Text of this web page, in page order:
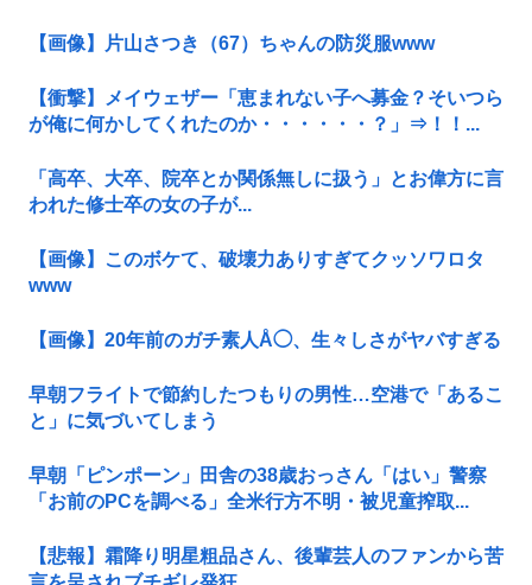
【画像】片山さつき（67）ちゃんの防災服www
【衝撃】メイウェザー「恵まれない子へ募金？そいつら
が俺に何かしてくれたのか・・・・・・？」⇒！！...
「高卒、大卒、院卒とか関係無しに扱う」とお偉方に言
われた修士卒の女の子が...
【画像】このボケて、破壊力ありすぎてクッソワロタ
www
【画像】20年前のガチ素人Å◯、生々しさがヤバすぎる
早朝フライトで節約したつもりの男性…空港で「あるこ
と」に気づいてしまう
早朝「ピンポーン」田舎の38歳おっさん「はい」警察
「お前のPCを調べる」全米行方不明・被児童搾取...
【悲報】霜降り明星粗品さん、後輩芸人のファンから苦